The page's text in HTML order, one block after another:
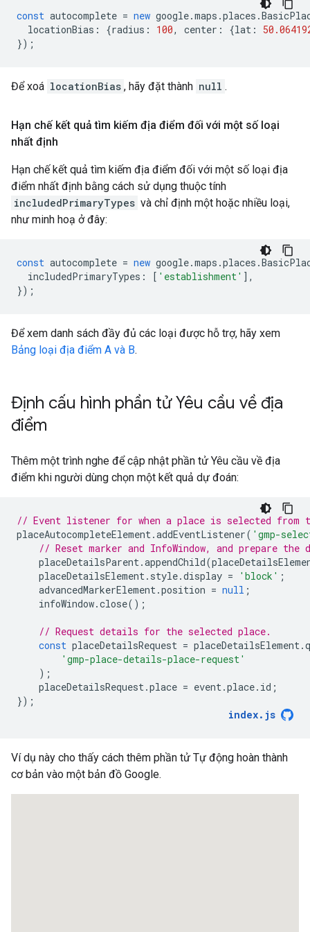
const autocomplete = new google.maps .places .
locationBias : {radius : 100, center : {lat :
});
Để xoá locationBias , hãy đặt thành null .
Hạn chế kết quả tìm kiếm địa điểm đối với một số loại
nhất định
Hạn chế kết quả tìm kiếm địa điểm đối với một số loại địa
điểm nhất định bằng cách sử dụng thuộc tính
includedPrimaryTypes và chỉ định một hoặc nhiều loại,
như minh hoạ ở đây:
const autocomplete = new google.maps .places .
includedPrimaryTypes : [ 'establishment' ],
});
Để xem danh sách đầy đủ các loại được hỗ trợ, hãy xem
Bảng loại địa điểm A và B.
Định cấu hình phần tử Yêu cầu về địa
điểm
Thêm một trình nghe để cập nhật phần tử Yêu cầu về địa
điểm khi người dùng chọn một kết quả dự đoán:
// Event listener for when a place is selected from
placeAutocompleteElement.addEventListener( 'gmp-
// Reset marker and InfoWindow, and prepare
placeDetailsParent.appendChild(
placeDetailsElement. style.display = 'block' ;
advancedMarkerElement.position = null ;
infoWindow.close();
// Request details for the selected place.
const placeDetailsRequest = placeDetailsElement.
'gmp-place-details-place-request'
);
placeDetailsRequest.place = event.place. id ;
});
index. js
Ví dụ này cho thấy cách thêm phần tử Tự động hoàn thành
cơ bản vào một bản đồ Google.